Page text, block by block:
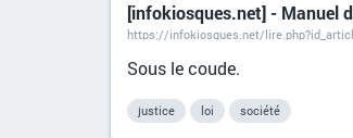
[infokiosques.net] - Manuel
https://infokiosques.net/
Sous le coude.
justice loi société